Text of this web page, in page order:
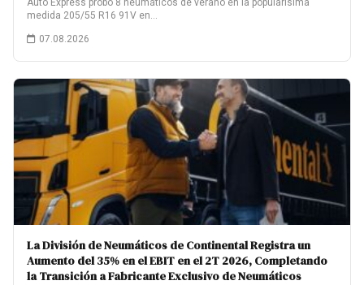
Auto Express probó 8 neumáticos de verano en la popularísima
medida 205/55 R16 91V en…
07.08.2026
La División de Neumáticos de Continental Registra un
Aumento del 35% en el EBIT en el 2T 2026, Completando
la Transición a Fabricante Exclusivo de Neumáticos